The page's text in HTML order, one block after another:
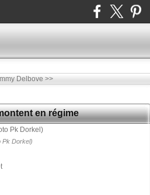
Delbove >>
en régime
Pk Dorkel)